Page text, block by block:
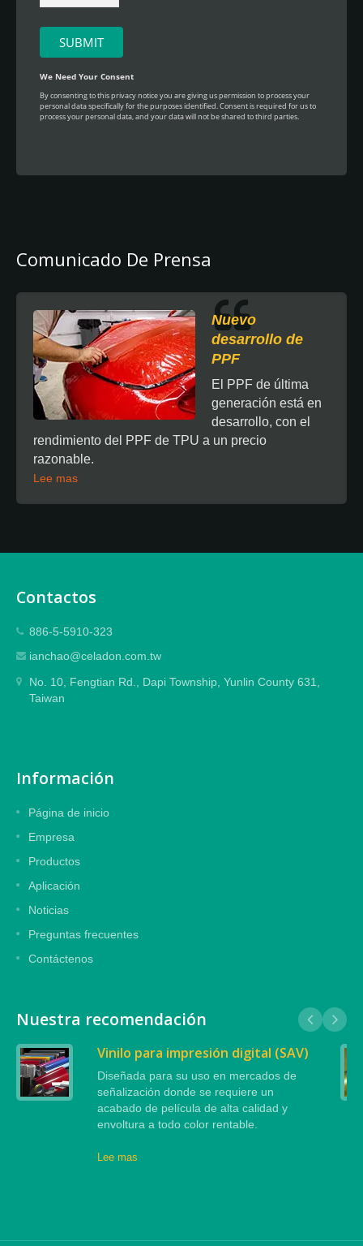
Comunicado De Prensa
Nuevo
desarrollo de
PPF
El PPF de última
generación está en
desarrollo, con el
rendimiento del PPF de TPU a un precio
razonable.
Lee mas
Contactos
886-5-5910-323
ianchao@celadon.com.tw
No. 10, Fengtian Rd., Dapi Township, Yunlin County 631,
Taiwan
Información
Página de inicio
Empresa
Productos
Aplicación
Noticias
Preguntas frecuentes
Contáctenos
Nuestra recomendación
Vinilo para impresión digital (SAV)
Diseñada para su uso en mercados de
señalización donde se requiere un
acabado de película de alta calidad y
envoltura a todo color rentable.
Lee mas